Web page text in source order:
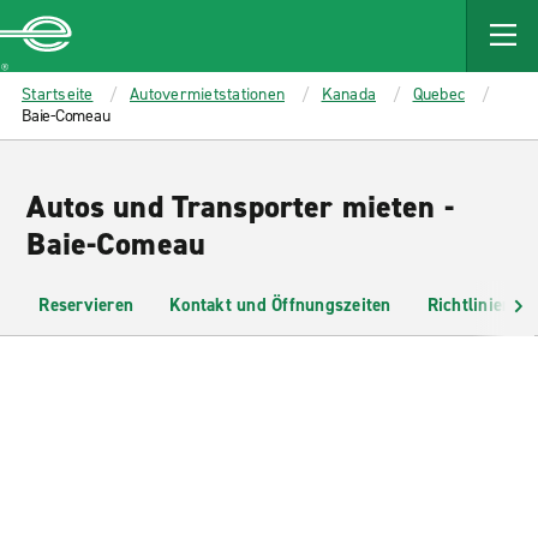
MAIN
CONTENT
Enterprise
Startseite Autovermietstationen Kanada
Quebec
Baie-Comeau
Autos und Transporter mieten -
Baie-Comeau
Reservieren Kontakt und Öffnungszeiten Richtlinien